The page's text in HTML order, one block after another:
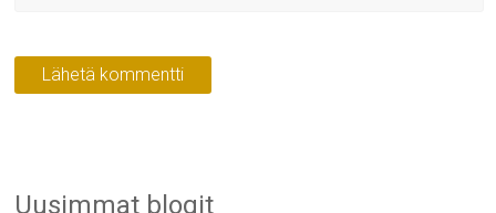
Uusimmat blogit